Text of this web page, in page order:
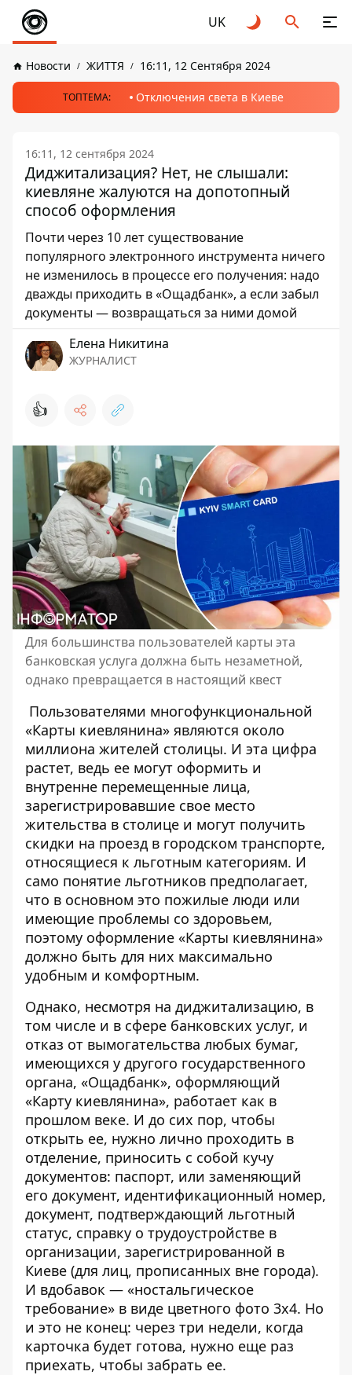
UK
Новости ЖИТТЯ 16:11, 12 Сентября 2024
ТОПТЕМА: Отключения света в Киеве
16:11, 12 сентября 2024
Диджитализация? Нет, не слышали:
киевляне жалуются на допотопный
способ оформления
Почти через 10 лет существование
популярного электронного инструмента ничего
не изменилось в процессе его получения: надо
дважды приходить в «Ощадбанк», а если забыл
документы — возвращаться за ними домой
Елена Никитина
ЖУРНАЛИСТ
👍
Для большинства пользователей карты эта
банковская услуга должна быть незаметной,
однако превращается в настоящий квест
Пользователями многофункциональной
«Карты киевлянина» являются около
миллиона жителей столицы. И эта цифра
растет, ведь ее могут оформить и
внутренне перемещенные лица,
зарегистрировавшие свое место
жительства в столице и могут получить
скидки на проезд в городском транспорте,
относящиеся к льготным категориям. И
само понятие льготников предполагает,
что в основном это пожилые люди или
имеющие проблемы со здоровьем,
поэтому оформление «Карты киевлянина»
должно быть для них максимально
удобным и комфортным.
Однако, несмотря на диджитализацию, в
том числе и в сфере банковских услуг, и
отказ от вымогательства любых бумаг,
имеющихся у другого государственного
органа, «Ощадбанк», оформляющий
«Карту киевлянина», работает как в
прошлом веке. И до сих пор, чтобы
открыть ее, нужно лично проходить в
отделение, приносить с собой кучу
документов: паспорт, или заменяющий
его документ, идентификационный номер,
документ, подтверждающий льготный
статус, справку о трудоустройстве в
организации, зарегистрированной в
Киеве (для лиц, прописанных вне города).
И вдобавок — «ностальгическое
требование» в виде цветного фото 3x4. Но
и это не конец: через три недели, когда
карточка будет готова, нужно еще раз
приехать, чтобы забрать ее.